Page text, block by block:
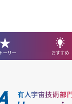
ーリー おすすめ